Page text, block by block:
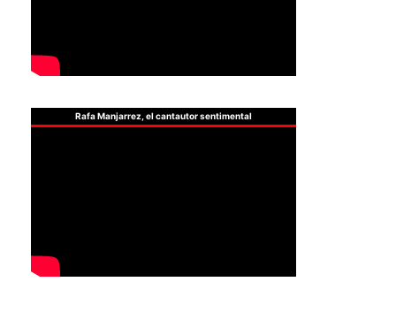
Rafa Manjarrez, el cantautor sentimental